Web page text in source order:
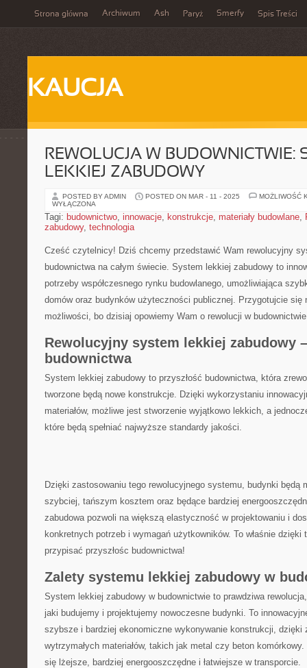
Strona główna Archiwum Ash Paryż Smerfy Spis Treści
KAUCJA
REWOLUCJA W BUDOWNICTWIE:
LEKKIEJ ZABUDOWY
POSTED BY ADMIN POSTED ON MAR - 11 - 2025
MOŻLIWOŚĆ
WYŁĄCZONA
Tagi: budownictwo, innowacje, konstrukcje, materiały budowlane,
zabudowy, technologia
Cześć ⁢czytelnicy!⁣ Dziś chcemy przedstawić Wam rewolucyjny
budownictwa na całym świecie. System​ lekkiej zabudowy to
potrzeby współczesnego rynku budowlanego,​ umożliwiająca
domów oraz⁢ budynków użyteczności publicznej. Przygotujcie się
możliwości, bo dzisiaj ⁤opowiemy Wam o⁣ rewolucji ⁣w
Rewolucyjny ⁤system lekkiej zabudowy
budownictwa
System ​lekkiej zabudowy⁢ to przyszłość budownictwa, która
tworzone ‌będą nowe konstrukcje.⁣ Dzięki wykorzystaniu
materiałów, możliwe jest stworzenie wyjątkowo ‌lekkich, a
które będą spełniać⁣ najwyższe standardy jakości.
Dzięki zastosowaniu tego rewolucyjnego systemu, budynki będą
szybciej, tańszym kosztem oraz będące bardziej
zabudowa pozwoli na większą elastyczność w projektowaniu i
konkretnych potrzeb i wymagań⁤ użytkowników. To właśnie
przypisać ⁢przyszłośc budownictwa!
Zalety systemu lekkiej zabudowy w
System⁢ lekkiej‌ zabudowy ‍w budownictwie to ⁣prawdziwa
⁢jaki budujemy i projektujemy nowoczesne budynki. ‌To
szybsze i ⁣bardziej ekonomiczne‍ wykonywanie konstrukcji, dzięki
wytrzymałych materiałów, takich jak ⁢metal czy beton
się lżejsze, bardziej⁢ energooszczędne i łatwiejsze w ⁣transporcie.